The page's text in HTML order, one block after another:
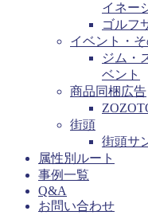
イネー
ゴルフ
イベント・
ジム・
ベント
商品同梱広告
街頭
街頭サ
属性別ルート
事例一覧
Q&A
お問い合わせ